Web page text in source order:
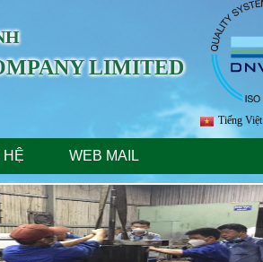
LIMITED
Tiếng Việt
HỆ WEB MAIL